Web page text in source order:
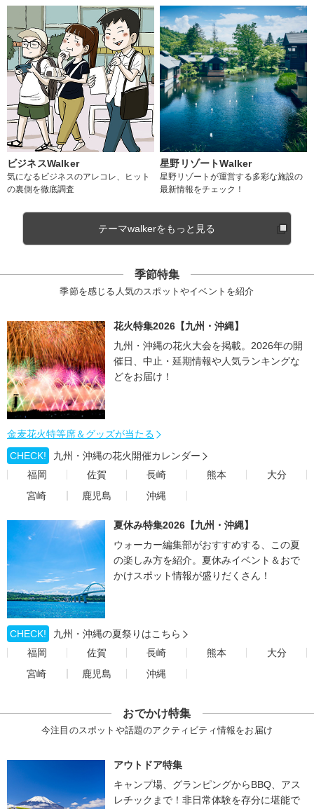
ビジネスWalker
気になるビジネスのアレコレ、ヒット
の裏側を徹底調査
星野リゾートWalker
星野リゾートが運営する多彩な施設の
最新情報をチェック！
テーマwalkerをもっと見る
季節特集
季節を感じる人気のスポットやイベントを紹介
花火特集2026【九州・沖縄】
九州・沖縄の花火大会を掲載。2026年の開
催日、中止・延期情報や人気ランキングな
どをお届け！
金麦花火特等席＆グッズが当たる
CHECK!
九州・沖縄の花火開催カレンダー
福岡
佐賀 長崎 熊本
大分
宮崎
鹿児島 沖縄
夏休み特集2026【九州・沖縄】
ウォーカー編集部がおすすめする、この夏
の楽しみ方を紹介。夏休みイベント＆おで
かけスポット情報が盛りだくさん！
CHECK!
九州・沖縄の夏祭りはこちら
福岡
佐賀 長崎 熊本
大分
宮崎
鹿児島 沖縄
おでかけ特集
今注目のスポットや話題のアクティビティ情報をお届け
アウトドア特集
キャンプ場、グランピングからBBQ、アス
レチックまで！非日常体験を存分に堪能で